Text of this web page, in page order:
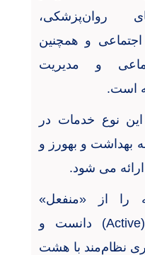
روان‌پزشکی،
و همچنین
و مدیریت
است.
نوع خدمات در
بهداشت و بهورز و
می شود.
را از «منفعل»
دانست و
نظام‌مند با هشت